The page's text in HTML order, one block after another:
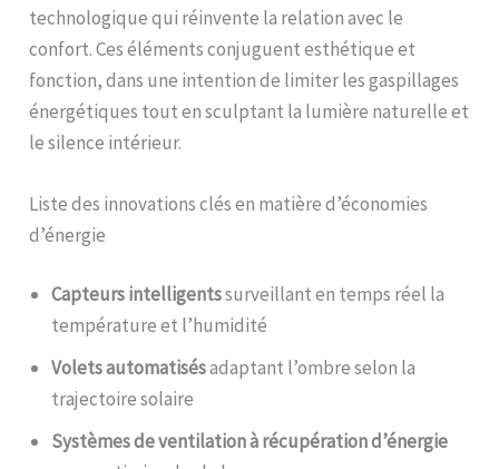
technologique qui réinvente la relation avec le
confort. Ces éléments conjuguent esthétique et
fonction, dans une intention de limiter les gaspillages
énergétiques tout en sculptant la lumière naturelle et
le silence intérieur.
Liste des innovations clés en matière d’économies
d’énergie
Capteurs intelligentssurveillant en temps réel la
température et l’humidité
Volets automatisésadaptant l’ombre selon la
trajectoire solaire
Systèmes de ventilation à récupération d’énergie